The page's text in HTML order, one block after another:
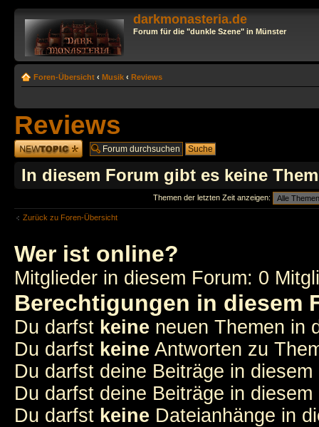
darkmonasteria.de
Forum für die "dunkle Szene" in Münster
Foren-Übersicht ‹ Musik ‹ Reviews
Reviews
Neues Thema
erstellen
In diesem Forum gibt es keine
Themen der letzten Zeit anzeigen:
Zurück zu Foren-Übersicht
Wer ist online?
Mitglieder in diesem Forum: 0
Berechtigungen in diesem
Du darfst keine neuen Themen in
Du darfst keine Antworten zu
Du darfst deine Beiträge in
Du darfst deine Beiträge in
Du darfst keine Dateianhänge in